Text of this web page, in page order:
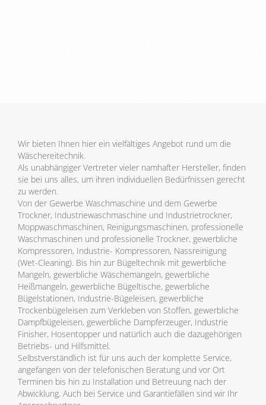
Wir bieten Ihnen hier ein vielfältiges Angebot rund um die
Wäschereitechnik.
Als unabhängiger Vertreter vieler namhafter Hersteller, finden
sie bei uns alles, um ihren individuellen Bedürfnissen gerecht
zu werden.
Von der Gewerbe Waschmaschine und dem Gewerbe
Trockner, Industriewaschmaschine und Industrietrockner,
Moppwaschmaschinen, Reinigungsmaschinen, professionelle
Waschmaschinen und professionelle Trockner, gewerbliche
Kompressoren, Industrie- Kompressoren, Nassreinigung
(Wet-Cleaning). Bis hin zur Bügeltechnik mit gewerbliche
Mangeln, gewerbliche Wäschemangeln, gewerbliche
Heißmangeln, gewerbliche Bügeltische, gewerbliche
Bügelstationen, Industrie-Bügeleisen, gewerbliche
Trockenbügeleisen zum Verkleben von Stoffen, gewerbliche
Dampfbügeleisen, gewerbliche Dampferzeuger, Industrie
Finisher, Hosentopper und natürlich auch die dazugehörigen
Betriebs- und Hilfsmittel.
Selbstverständlich ist für uns auch der komplette Service,
angefangen von der telefonischen Beratung und vor Ort
Terminen bis hin zu Installation und Betreuung nach der
Abwicklung. Auch bei Service und Garantiefällen sind wir Ihr